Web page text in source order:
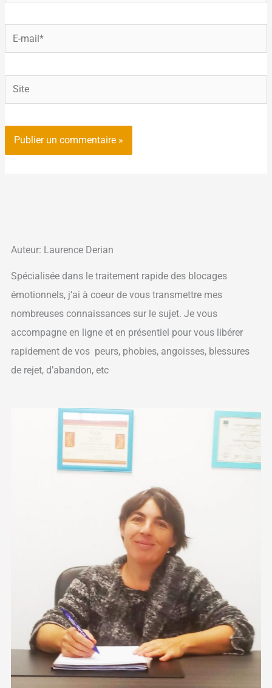
mail*
Auteur: Laurence Derian
Spécialisée dans le traitement rapide des blocages
émotionnels, j’ai à coeur de vous transmettre mes
nombreuses connaissances sur le sujet. Je vous
accompagne en ligne et en présentiel pour vous libérer
rapidement de vos peurs, phobies, angoisses, blessures
de rejet, d’abandon, etc